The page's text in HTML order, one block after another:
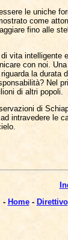
le uniche
come
fino alle
vita
con noi.
la
Nel
di altri popoli.
di
intravedere le
- Home- Direttivo